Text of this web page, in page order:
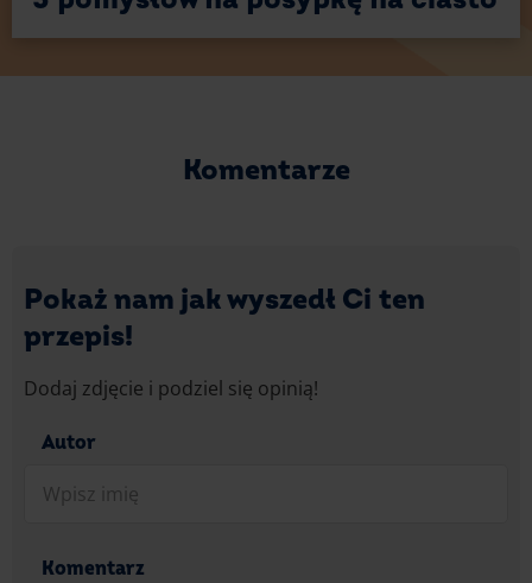
Smacznego!
Komentarze
Pokaż nam jak wyszedł Ci ten
przepis!
Dodaj zdjęcie i podziel się opinią!
Autor
Komentarz